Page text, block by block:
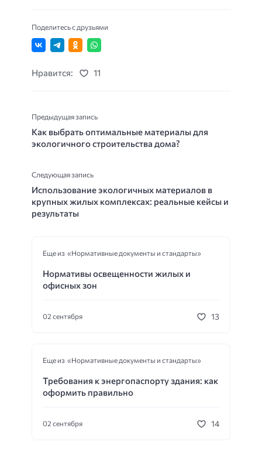
Поделитесь с друзьями
Нравится: 11
Предыдущая запись
Как выбрать оптимальные материалы для
экологичного строительства дома?
Следующая запись
Использование экологичных материалов в
крупных жилых комплексах: реальные кейсы и
результаты
Еще из «Нормативные документы и стандарты»
Нормативы освещенности жилых и
офисных зон
02 сентября 13
Еще из «Нормативные документы и стандарты»
Требования к энергопаспорту здания: как
оформить правильно
02 сентября 14